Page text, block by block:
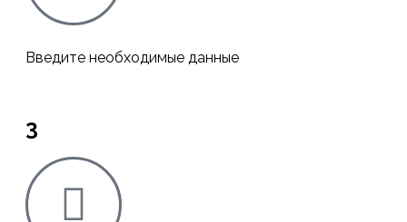
Введите необходимые данные
3